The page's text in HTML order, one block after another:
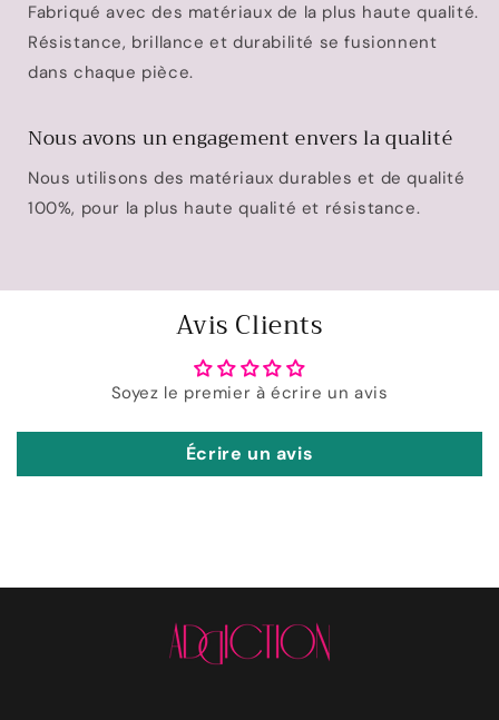
Fabriqué avec des matériaux de la plus haute qualité.
Résistance, brillance et durabilité se fusionnent
dans chaque pièce.
Nous avons un engagement envers la qualité
Nous utilisons des matériaux durables et de qualité
100%, pour la plus haute qualité et résistance.
Avis Clients
Soyez le premier à écrire un avis
Écrire un avis